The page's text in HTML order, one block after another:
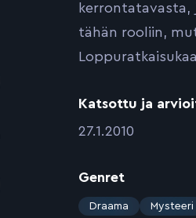
kerrontatavasta,
tähän rooliin,
Katsottu ja
:27.1.2010
Genret
:
Draama Mysteeri